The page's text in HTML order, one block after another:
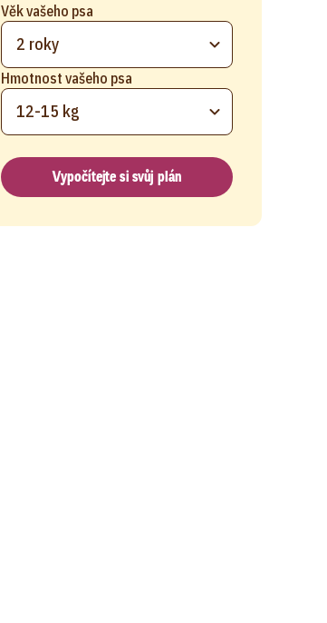
Věk vašeho psa
2 roky
Hmotnost vašeho psa
12-15 kg
Vypočítejte si svůj plán